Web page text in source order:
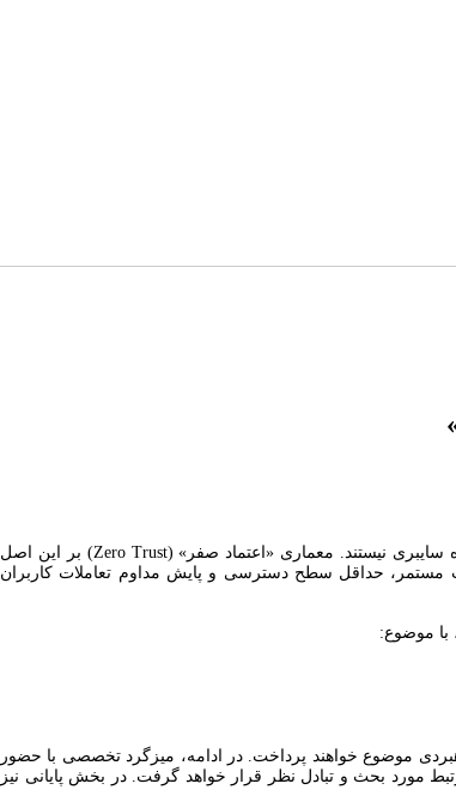
با گسترش زیرساخت‌های توزیع‌شده، سرویس‌های ابری، دفاتر برخط و الگوهای نوین کاری، مدل‌های سنتی امنیت مبتنی بر «مرز شبکه» دیگر پاسخگوی تهدیدات پیچیده سایبری نیستند. معماری «اعتماد صفر» (Zero Trust) بر این اصل
مستمر، حداقل سطح دسترسی و پایش مداوم تعاملات کاربران
با موضوع:
موضوع خواهند پرداخت. در ادامه، میزگرد تخصصی با حضور
مورد بحث و تبادل نظر قرار خواهد گرفت. در بخش پایانی نیز